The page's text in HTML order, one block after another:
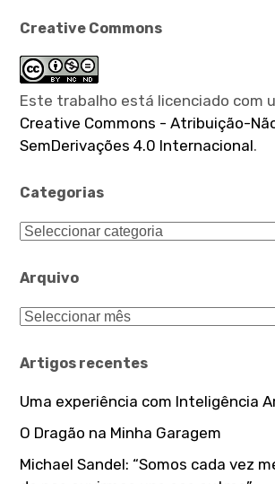
Creative Commons
Este trabalho está licenciado com
Creative Commons - Atribuição-
SemDerivações 4.0 Internacional.
Categorias
Categorias
Arquivo
Arquivo
Artigos recentes
Uma experiência com Inteligência
O Dragão na Minha Garagem
Michael Sandel: “Somos cada vez